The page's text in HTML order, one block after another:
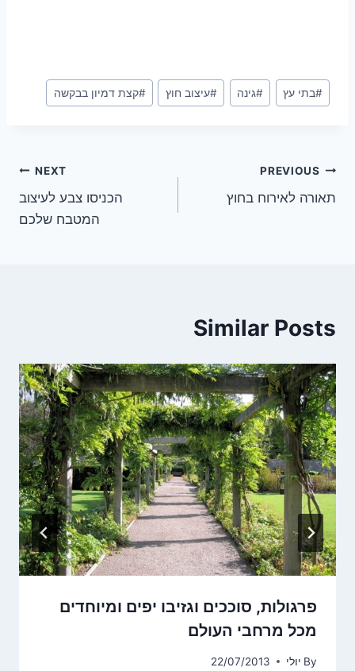
Post
Tags:
#בתי עץ #גינה #עיצוב חוץ #קצת דמיון בבקשה
ניווט
PREVIOUS
תאורה לאירוח בחוץ
NEXT
הכניסו צבע לעיצוב
המטבח שלכם
Similar Posts
פרגולות, סוככים וגזיבו יפים ומיוחדים
מכל מרחבי העולם
By יולי 22/07/2013